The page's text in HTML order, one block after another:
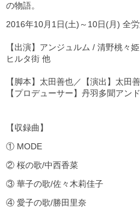
の物語。
2016年10月1日(土)～10日(月) 全
【出演】アンジュルム / 清野桃々
ヒルタ街 他
【脚本】太田善也／【演出】太田
【プロデューサー】丹羽多聞アン
【収録曲】
① MODE
② 桜の歌/中西香菜
③ 華子の歌/佐々木莉佳子
④ 愛子の歌/勝田里奈